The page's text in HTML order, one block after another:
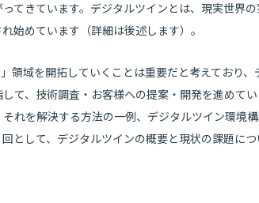
てきています。デジタルツインとは、現実世界
始めています（詳細は後述します）。
領域を開拓していくことは重要だと考えており
て、技術調査・お客様への提案・開発を進めてい
れを解決する方法の一例、デジタルツイン環境
として、デジタルツインの概要と現状の課題につ